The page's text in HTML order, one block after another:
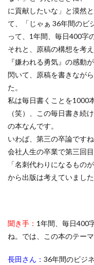
に貢献したいな」と漠然
て、「じゃぁ 36年間のビ
って、1年間、毎日400字
それと、原稿の構想を考
『嫌われる勇気』の感動
閃いて、原稿を書きなが
た。
私は毎日書くことを1000
（笑）、この毎日書き続
の本なんです。
いわば、第三の卒論です
会社人生の卒業で第三回
「名刺代わりになるもの
から出版は考えていました
聞き手： 1年間、毎日400
ね。では、この本のテー
長田さん： 36年間のビジ